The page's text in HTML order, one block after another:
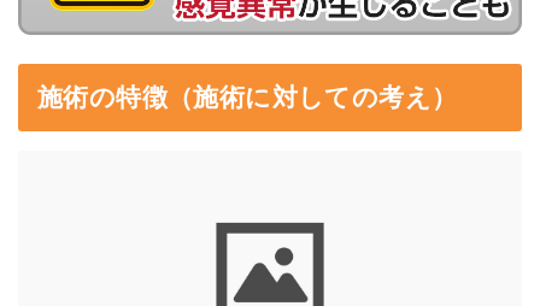
施術の特徴（施術に対しての考え）